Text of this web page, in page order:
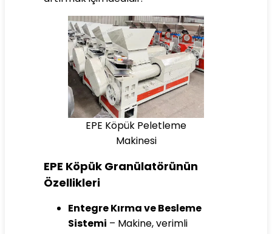
EPE Köpük Peletleme
Makinesi
EPE Köpük Granülatörünün
Özellikleri
Entegre Kırma ve Besleme
Sistemi – Makine, verimli